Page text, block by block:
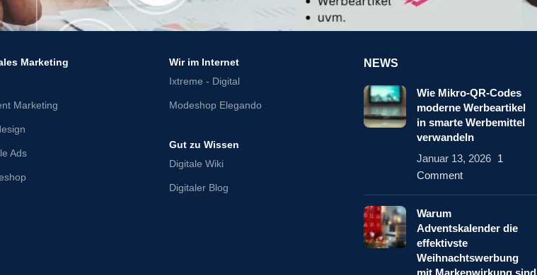
Marketing
Marketing
Ads
Wir im Internet
Ixtreme - Digital
Modeshop Elegando
Gut zu Wissen
Digitale Wiki
Digitaler Blog
NEWS
Wie Mikro-QR-Codes
moderne Werbeartikel
in smarte Werbemittel
verwandeln
Januar 13, 2026 1
Comment
Warum
Adventskalender die
effektivste
Weihnachtswerbung